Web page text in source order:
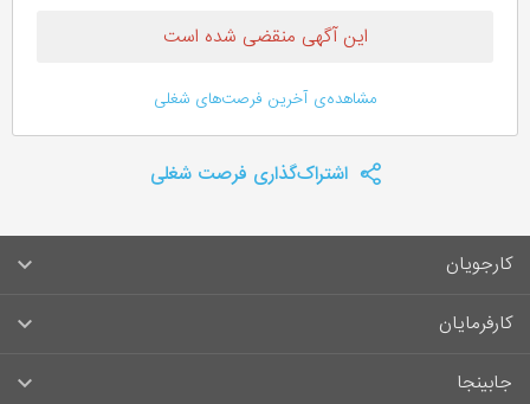
این آگهی منقضی شده است
مشاهده‌ی آخرین فرصت‌های شغلی
اشتراک‌گذاری فرصت شغلی
کارجویان
سوالات متداول کارجویان
کارفرمایان
راهنمای ثبت آگهی استخدام
جابینجا